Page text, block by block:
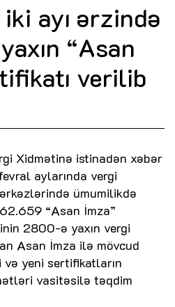
ayı ərzində
“Asan
verilib
Xidmətinə istinadən xəbər
aylarında vergi
ümumilikdə
“Asan İmza”
2800-ə yaxın vergi
Asan İmza ilə mövcud
yeni sertifikatların
vasitəsilə təqdim